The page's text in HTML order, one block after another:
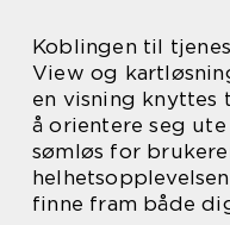
Koblingen til
View og
en visning knyttes
å orientere seg
sømløs for
finne fram både